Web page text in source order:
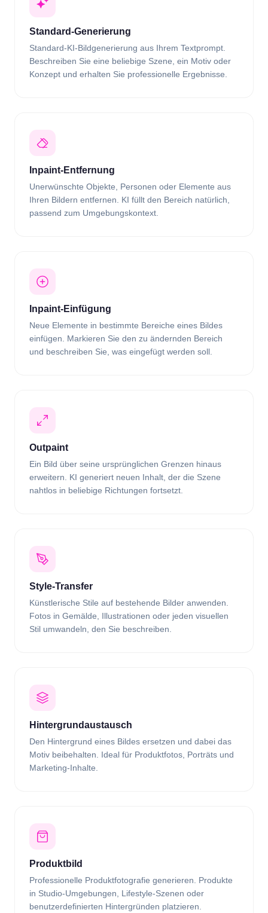
Standard-Generierung
Standard-KI-Bildgenerierung aus Ihrem Textprompt.
Beschreiben Sie eine beliebige Szene, ein Motiv oder
Konzept und erhalten Sie professionelle Ergebnisse.
Inpaint-Entfernung
Unerwünschte Objekte, Personen oder Elemente aus
Ihren Bildern entfernen. KI füllt den Bereich natürlich,
passend zum Umgebungskontext.
Inpaint-Einfügung
Neue Elemente in bestimmte Bereiche eines Bildes
einfügen. Markieren Sie den zu ändernden Bereich
und beschreiben Sie, was eingefügt werden soll.
Outpaint
Ein Bild über seine ursprünglichen Grenzen hinaus
erweitern. KI generiert neuen Inhalt, der die Szene
nahtlos in beliebige Richtungen fortsetzt.
Style-Transfer
Künstlerische Stile auf bestehende Bilder anwenden.
Fotos in Gemälde, Illustrationen oder jeden visuellen
Stil umwandeln, den Sie beschreiben.
Hintergrundaustausch
Den Hintergrund eines Bildes ersetzen und dabei das
Motiv beibehalten. Ideal für Produktfotos, Porträts und
Marketing-Inhalte.
Produktbild
Professionelle Produktfotografie generieren. Produkte
in Studio-Umgebungen, Lifestyle-Szenen oder
benutzerdefinierten Hintergründen platzieren.